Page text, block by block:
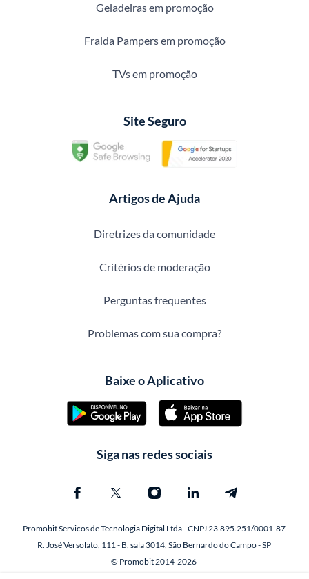
Geladeiras em promoção
Fralda Pampers em promoção
TVs em promoção
Site Seguro
Artigos de Ajuda
Diretrizes da comunidade
Critérios de moderação
Perguntas frequentes
Problemas com sua compra?
Baixe o Aplicativo
Siga nas redes sociais
Promobit Servicos de Tecnologia Digital Ltda - CNPJ 23.895.251/0001-87
R. José Versolato, 111 - B, sala 3014, São Bernardo do Campo - SP
© Promobit 2014-2026